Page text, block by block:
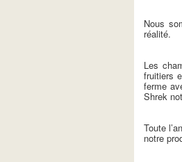
Nous
réalité.
Les
fruitiers
ferme
Shrek
Toute
notre